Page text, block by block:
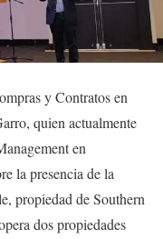
y Contratos en
quien actualmente
en
la presencia de la
propiedad de Southern
dos propiedades